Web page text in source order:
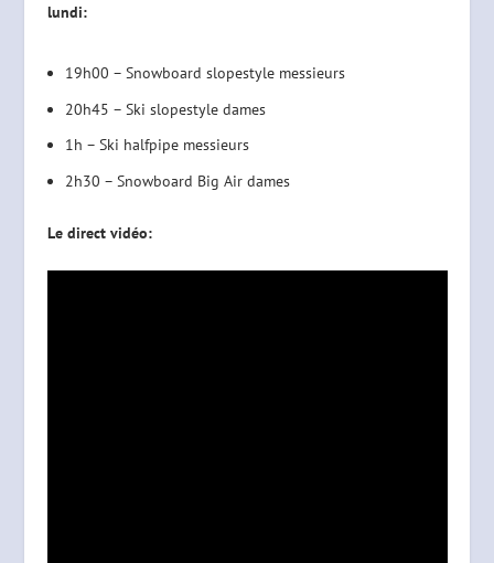
lundi:
19h00 – Snowboard slopestyle messieurs
20h45 – Ski slopestyle dames
1h – Ski halfpipe messieurs
2h30 – Snowboard Big Air dames
Le direct vidéo: